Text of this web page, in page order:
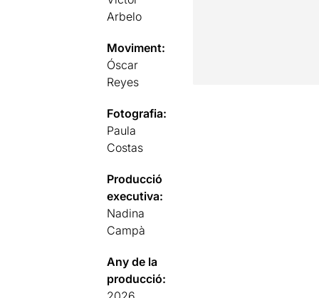
Arbelo
Moviment:
Óscar
Reyes
Fotografia:
Paula
Costas
Producció
executiva:
Nadina
Campà
Any de la
producció: